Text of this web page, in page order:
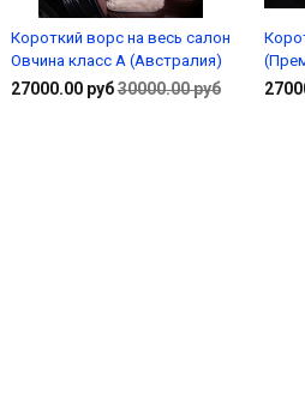
Короткий ворс на весь салон
Овчина класс А (Австралия)
27000.00 руб30000.00 руб